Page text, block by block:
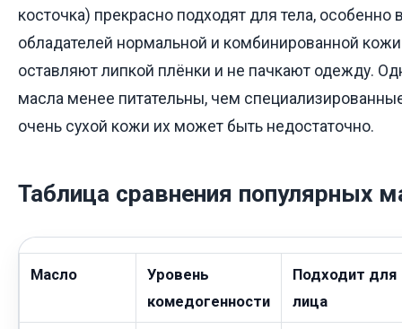
косточка) прекрасно подходят для тела, особенно
обладателей нормальной и комбинированной
оставляют липкой плёнки и не пачкают одежду.
масла менее питательны, чем
очень сухой кожи их может быть недостаточно.
Таблица сравнения популярных
Масло
Уровень
комедогенности
Подходит для
лица